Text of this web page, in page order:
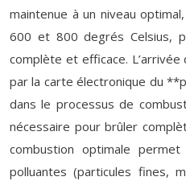
maintenue à un niveau
600 et 800 degrés Celsius,
complète et efficace. L’arrivée
par la carte électronique du
dans le processus de
nécessaire pour brûler
combustion optimale
polluantes (particules fines,